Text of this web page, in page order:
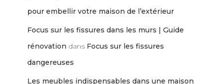
pour embellir votre maison de l’extérieur
Focus sur les fissures dans les murs | Guide
rénovation dans Focus sur les fissures
dangereuses
Les meubles indispensables dans une maison